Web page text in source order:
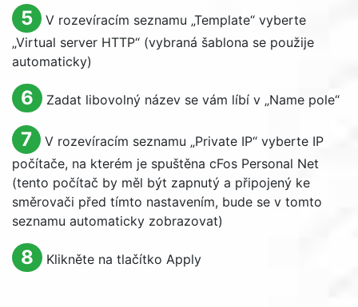
5 V rozevíracím seznamu „Template“ vyberte
„Virtual server HTTP“ (vybraná šablona se použije
automaticky)
6 Zadat libovolný název se vám líbí v „Namepole“
7 V rozevíracím seznamu „Private IP“ vyberte IP
počítače, na kterém je spuštěna cFos Personal Net
(tento počítač by měl být zapnutý a připojený ke
směrovači před tímto nastavením, bude se v tomto
seznamu automaticky zobrazovat)
8 Klikněte na tlačítko Apply